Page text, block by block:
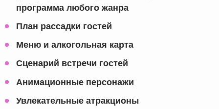
программа любого жанра
План рассадки гостей
Меню и алкогольная карта
Сценарий встречи гостей
Анимационные персонажи
Увлекательные атракционы